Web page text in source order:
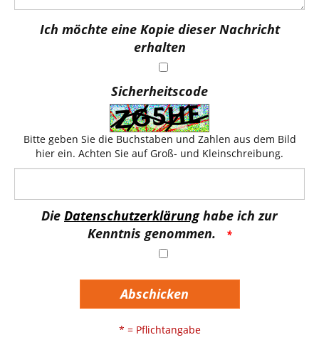
Ich möchte eine Kopie dieser Nachricht
erhalten
Sicherheitscode
Bitte geben Sie die Buchstaben und Zahlen aus dem Bild
hier ein. Achten Sie auf Groß- und Kleinschreibung.
Die Datenschutzerklärunghabe ich zur
Kenntnis genommen.
Abschicken
* = Pflichtangabe